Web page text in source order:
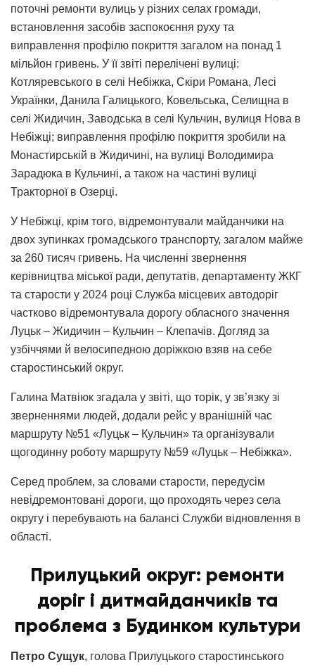
поточні ремонти вулиць у різних селах громади,
встановлення засобів заспокоєння руху та
виправлення профілю покриття загалом на понад 1
мільйон гривень. У її звіті перелічені вулиці:
Котляревського в селі Небіжка, Скіри Романа, Лесі
Українки, Данила Галицького, Ковельська, Селищна в
селі Жидичин, Заводська в селі Кульчин, вулиця Нова в
Небіжці; виправлення профілю покриття зробили на
Монастирській в Жидичині, на вулиці Володимира
Зарадюка в Кульчині, а також на частині вулиці
Тракторної в Озерці.
У Небіжці, крім того, відремонтували майданчики на
двох зупинках громадського транспорту, загалом майже
за 260 тисяч гривень. На численні звернення
керівництва міської ради, депутатів, департаменту ЖКГ
та старости у 2024 році Служба місцевих автодоріг
частково відремонтувала дорогу обласного значення
Луцьк – Жидичин – Кульчин – Клепачів. Догляд за
узбіччями й велосипедною доріжкою взяв на себе
старостинський округ.
Галина Матвіюк згадала у звіті, що торік, у зв’язку зі
зверненнями людей, додали рейс у вранішній час
маршруту №51 «Луцьк – Кульчин» та організували
щогодинну роботу маршруту №59 «Луцьк – Небіжка».
Серед проблем, за словами старости, передусім
невідремонтовані дороги, що проходять через села
округу і перебувають на балансі Служби відновлення в
області.
Прилуцький округ: ремонти
доріг і дитмайданчиків та
проблема з Будинком культури
Петро Сущук, голова Прилуцького старостинського